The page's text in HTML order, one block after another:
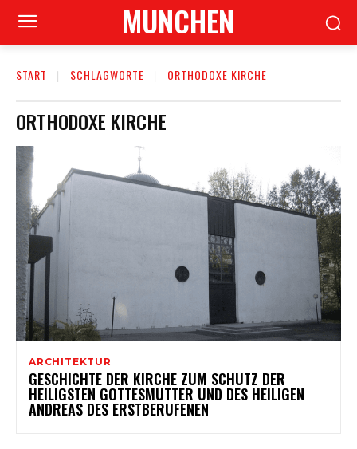
MUNCHEN
START SCHLAGWORTE ORTHODOXE KIRCHE
ORTHODOXE KIRCHE
ARCHITEKTUR
GESCHICHTE DER KIRCHE ZUM SCHUTZ DER
HEILIGSTEN GOTTESMUTTER UND DES HEILIGEN
ANDREAS DES ERSTBERUFENEN